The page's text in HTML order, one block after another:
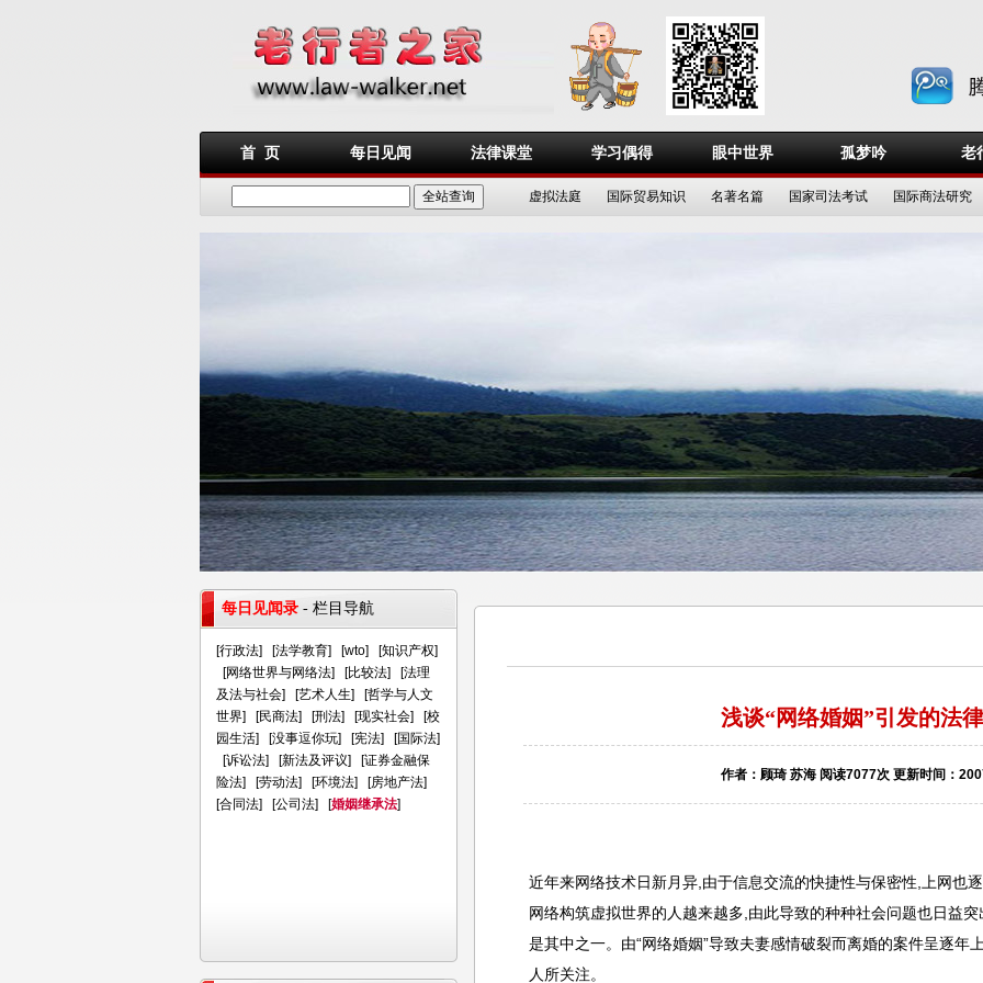
首 页 每日见闻 法律课堂 学习偶得 眼中世界 孤梦吟 老
虚拟法庭 国际贸易知识 名著名篇 国家司法考试 国际商法研究
浅谈“网络婚姻”引发的法
作者：顾琦 苏海 阅读7077次 更新时间：
近年来网络技术日新月异,由于信息交流的快捷性与保密性,上网也
网络构筑虚拟世界的人越来越多,由此导致的种种社会问题也日益
是其中之一。由“网络婚姻”导致夫妻感情破裂而离婚的案件呈逐年
人所关注。
每日见闻录 - 栏目导航
[行政法] [法学教育] [wto] [知识产权]
[网络世界与网络法] [比较法] [法理
及法与社会] [艺术人生] [哲学与人文
世界] [民商法] [刑法] [现实社会] [校
园生活] [没事逗你玩] [宪法] [国际法]
[诉讼法] [新法及评议] [证券金融保
险法] [劳动法] [环境法] [房地产法]
[合同法] [公司法] [婚姻继承法]